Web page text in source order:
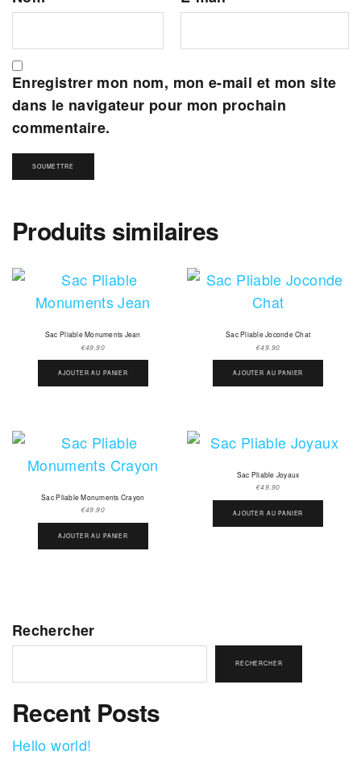
Enregistrer mon nom, mon e-mail et mon site
dans le navigateur pour mon prochain
commentaire.
Produits similaires
Sac Pliable Monuments Jean
€49.90
AJOUTER AU PANIER
Sac Pliable Joconde Chat
€49.90
AJOUTER AU PANIER
Sac Pliable Monuments Crayon
€49.90
AJOUTER AU PANIER
Sac Pliable Joyaux
€49.90
AJOUTER AU PANIER
Rechercher
RECHERCHER
Recent Posts
Hello world!